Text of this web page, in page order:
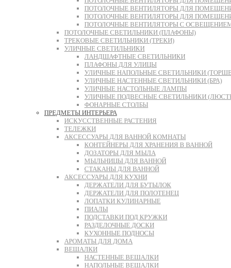
ПОТОЛОЧНЫЕ ВЕНТИЛЯТОРЫ ДЛЯ
ПОТОЛОЧНЫЕ ВЕНТИЛЯТОРЫ ДЛЯ
ПОТОЛОЧНЫЕ ВЕНТИЛЯТОРЫ С
ПОТОЛОЧНЫЕ СВЕТИЛЬНИКИ (ПЛАФОНЫ)
ТРЕКОВЫЕ СВЕТИЛЬНИКИ (ТРЕКИ)
УЛИЧНЫЕ СВЕТИЛЬНИКИ
ЛАНДШАФТНЫЕ СВЕТИЛЬНИКИ
ПЛАФОНЫ ДЛЯ УЛИЦЫ
УЛИЧНЫЕ НАПОЛЬНЫЕ СВЕТИЛЬНИКИ
УЛИЧНЫЕ НАСТЕННЫЕ СВЕТИЛЬНИКИ (БРА)
УЛИЧНЫЕ НАСТОЛЬНЫЕ ЛАМПЫ
УЛИЧНЫЕ ПОДВЕСНЫЕ СВЕТИЛЬНИКИ
ФОНАРНЫЕ СТОЛБЫ
ПРЕДМЕТЫ ИНТЕРЬЕРА
ИСКУССТВЕННЫЕ РАСТЕНИЯ
ТЕЛЕЖКИ
АКСЕССУАРЫ ДЛЯ ВАННОЙ КОМНАТЫ
КОНТЕЙНЕРЫ ДЛЯ ХРАНЕНИЯ В ВАННОЙ
ДОЗАТОРЫ ДЛЯ МЫЛА
МЫЛЬНИЦЫ ДЛЯ ВАННОЙ
СТАКАНЫ ДЛЯ ВАННОЙ
АКСЕССУАРЫ ДЛЯ КУХНИ
ДЕРЖАТЕЛИ ДЛЯ БУТЫЛОК
ДЕРЖАТЕЛИ ДЛЯ ПОЛОТЕНЕЦ
ЛОПАТКИ КУЛИНАРНЫЕ
ПИАЛЫ
ПОДСТАВКИ ПОД КРУЖКИ
РАЗДЕЛОЧНЫЕ ДОСКИ
КУХОННЫЕ ПОДНОСЫ
АРОМАТЫ ДЛЯ ДОМА
ВЕШАЛКИ
НАСТЕННЫЕ ВЕШАЛКИ
НАПОЛЬНЫЕ ВЕШАЛКИ